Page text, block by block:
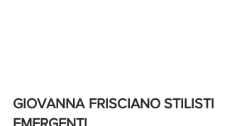
GIOVANNA FRISCIANO STILISTI